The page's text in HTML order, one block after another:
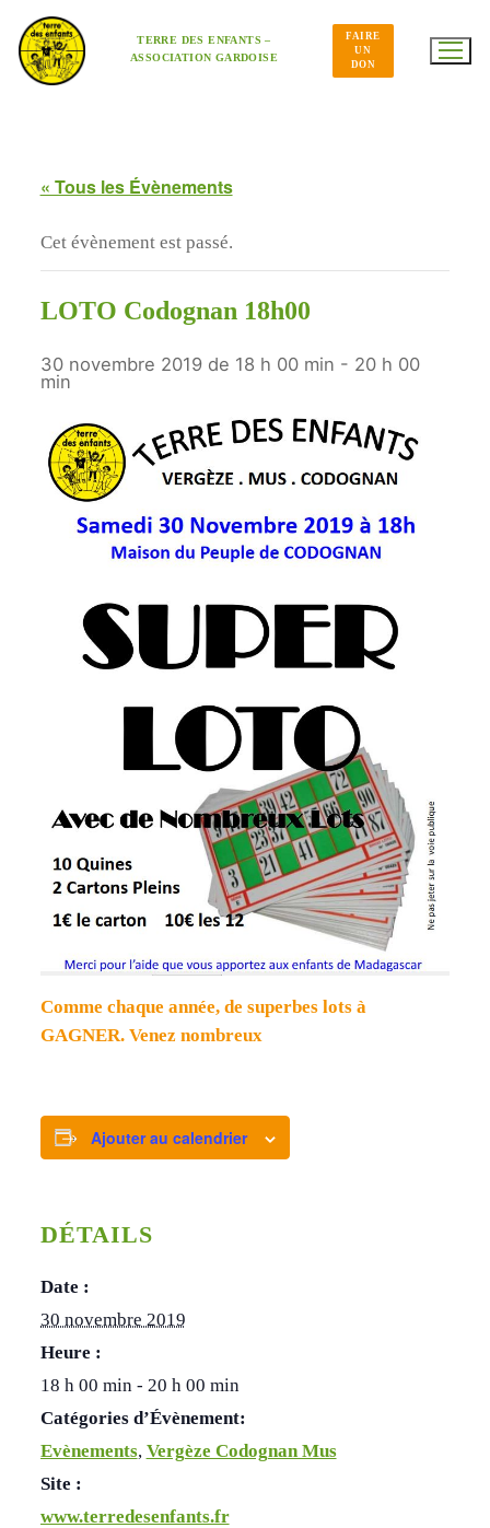
contenu
TERRE DES ENFANTS –
ASSOCIATION GARDOISE
FAIRE
UN
DON
« Tous les Évènements
Cet évènement est passé.
LOTO Codognan 18h00
30 novembre 2019 de 18 h 00 min - 20 h 00
min
Comme chaque année, de superbes lots à
GAGNER. Venez nombreux
Ajouter au calendrier
DÉTAILS
Date :
30 novembre 2019
Heure :
18 h 00 min - 20 h 00 min
Catégories d’Évènement:
Evènements, Vergèze Codognan Mus
Site :
www.terredesenfants.fr